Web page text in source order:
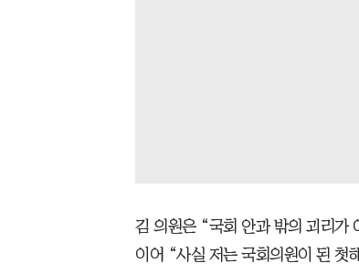
김 의원은 “국회 안과 밖의 괴리가
이어 “사실 저는 국회의원이 된 첫